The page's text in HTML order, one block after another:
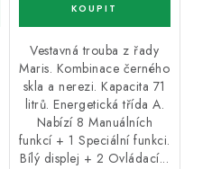
Vestavná trouba z řady
Maris. Kombinace černého
skla a nerezi. Kapacita 71
litrů. Energetická třída A.
Nabízí 8 Manuálních
funkcí + 1 Speciální funkci.
Bílý displej + 2 Ovládací...